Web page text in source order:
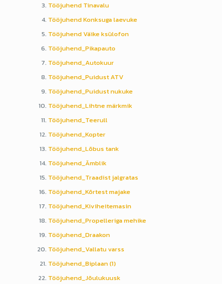
Tööjuhend Tinavalu
Tööjuhend Konksuga laevuke
Tööjuhend Väike ksülofon
Tööjuhend_Pikapauto
Tööjuhend_Autokuur
Tööjuhend_Puidust ATV
Tööjuhend_Puidust nukuke
Tööjuhend_Lihtne märkmik
Tööjuhend_Teerull
Tööjuhend_Kopter
Tööjuhend_Lõbus tank
Tööjuhend_Ämblik
Tööjuhend_Traadist jalgratas
Tööjuhend_Kõrtest majake
Tööjuhend_Kiviheitemasin
Tööjuhend_Propelleriga mehike
Tööjuhend_Draakon
Tööjuhend_Vallatu varss
Tööjuhend_Biplaan (1)
Tööjuhend_Jõulukuusk